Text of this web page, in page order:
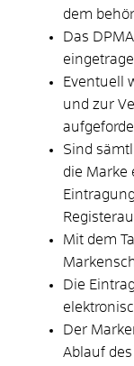
dem
Das
Eventuell
und zur
Sind
die Marke
Mit dem
Die
Der
Ablauf